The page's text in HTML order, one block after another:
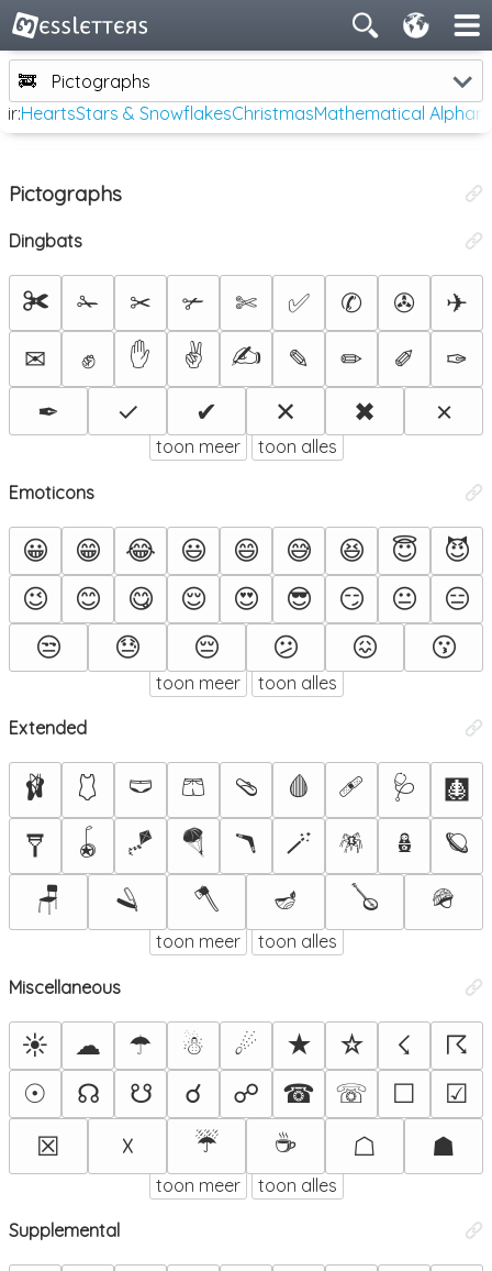
🚒
Pictographs
HeartsStars & SnowflakesChristmasMathematical
Pictographs
Dingbats
✀ ✁ ✂ ✃ ✄ ✅ ✆ ✇
✈
✉
✊ ✋ ✌ ✍ ✎ ✏ ✐
✑
✒
✓ ✔ ✕ ✖ ✗
toon meer toon alles
Emoticons
😀 😁 😂 😃 😄 😅 😆 😇
😈
😉
😊 😋 😌 😍 😎 😏 😐
😑
😒
😓 😔 😕 😖 😗
toon meer toon alles
Extended
🩰 🩱 🩲 🩳 🩴 🩸 🩹 🩺
🩻
🩼
🪀 🪁 🪂 🪃 🪄 🪅 🪆
🪐
🪑
🪒 🪓 🪔 🪕 🪖
toon meer toon alles
Miscellaneous
☀ ☁ ☂ ☃ ☄ ★ ☆ ☇
☈
☉
☊ ☋ ☌ ☍ ☎ ☏ ☐
☑
☒
☓ ☔ ☕ ☖ ☗
toon meer toon alles
Supplemental